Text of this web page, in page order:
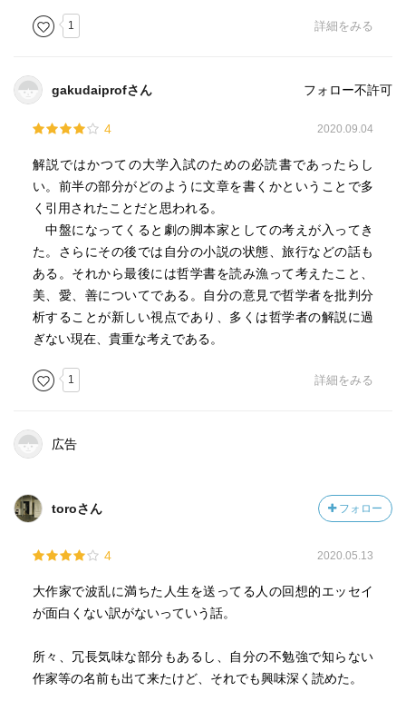
ぐに故意による曖昧さに同化してゆく。明確に考えること
をしない著者の中には、自分の思想が一見したよりも立派
分の思想があまりにも深遠なため凡人に理解できるように
は表現できないのだ、と信じるのは気分がいい。当然この
手の著者は、自分に精密な思考力が欠けているのが問題な
作用する。筆者自身がよく理解していない語句が、自分が
気付いている以上に立派な意義を持つものだと思い込むの
は容易なことである。こうなると、あと一歩で、自分の考
えをもともとの曖昧なままに書き記すという習慣に陥る。
愚かな読者は必ずいるもので、筆者のそういう曖昧な表現
に隠れた意味を見出してくれるものだ。故意による曖昧さ
のもう一つの形は、貴族を装い庶民を除外しようとする偉
ぶった態度を取るものである。著者が、教養のない者ども
が加われないように、自分の意味するところをわざと神秘
て、選ばれた者のみ、いくつかの危険な障害を乗り越えて
し、この種の曖昧さは高慢ちきというだけでは済まない。
見通しが甘い。時が経つと奇妙な事態になってしまうの
意味が饒舌と化し、誰も読まなくなる。フランスの作家で
ギョーム・アポリネールに惹かれて模倣を試みた連中の苦
も、一般論として、言葉の極端な操作が実は平凡きわまる
例えば、難解とされていたマラルメの詩も、今ではそのほ
とんどが意味を解明されている。さて解明されてみると、
ざるを得ない。彼の詩句には確かに美しい句もあるが、そ
の詩の内容は、当時の詩壇において言い古されたことばか
1 詳細をみる
gakudaiprofさん フォロー不許可
4 2020.09.04
解説ではかつての大学入試のための必読書であったらし
い。前半の部分がどのように文章を書くかということで多
く引用されたことだと思われる。
中盤になってくると劇の脚本家としての考えが入ってき
た。さらにその後では自分の小説の状態、旅行などの話も
ある。それから最後には哲学書を読み漁って考えたこと、
美、愛、善についてである。自分の意見で哲学者を批判分
析することが新しい視点であり、多くは哲学者の解説に過
ぎない現在、貴重な考えである。
1 詳細をみる
広告
toroさん フォロー
4 2020.05.13
大作家で波乱に満ちた人生を送ってる人の回想的エッセイ
が面白くない訳がないっていう話。
所々、冗長気味な部分もあるし、自分の不勉強で知らない
作家等の名前も出て来たけど、それでも興味深く読めた。